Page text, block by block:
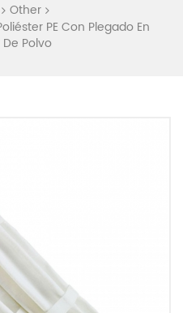
Other
PE Con Plegado En
Polvo